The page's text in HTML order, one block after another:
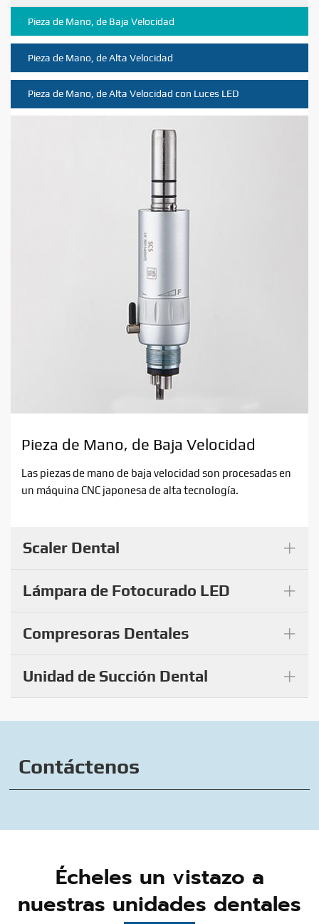
Pieza de Mano, de Baja Velocidad
Pieza de Mano, de Alta Velocidad
Pieza de Mano, de Alta Velocidad con Luces LED
Pieza de Mano, de Baja Velocidad
Las piezas de mano de baja velocidad son procesadas en
un máquina CNC japonesa de alta tecnología.
Scaler Dental +
Lámpara de Fotocurado LED +
Compresoras Dentales +
Unidad de Succión Dental +
Contáctenos
Écheles un vistazo a
nuestras unidades dentales